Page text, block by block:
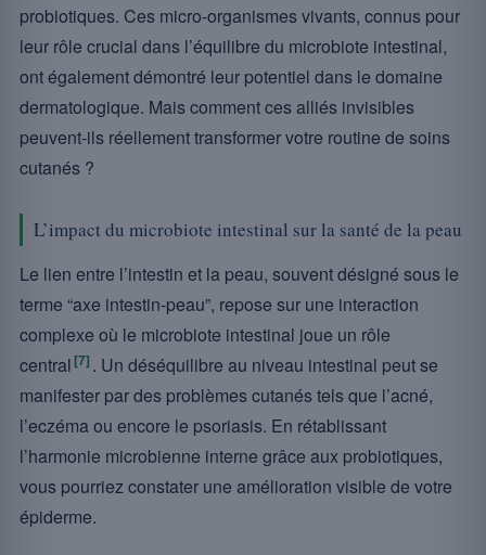
probiotiques. Ces micro-organismes vivants, connus pour
leur rôle crucial dans l’équilibre du microbiote intestinal,
ont également démontré leur potentiel dans le domaine
dermatologique. Mais comment ces alliés invisibles
peuvent-ils réellement transformer votre routine de soins
cutanés ?
L’impact du microbiote intestinal sur la santé de la peau
Le lien entre l’intestin et la peau, souvent désigné sous le
terme “axe intestin-peau”, repose sur une interaction
complexe où le microbiote intestinal joue un rôle
central [7] . Un déséquilibre au niveau intestinal peut se
manifester par des problèmes cutanés tels que l’acné,
l’eczéma ou encore le psoriasis. En rétablissant
l’harmonie microbienne interne grâce aux probiotiques,
vous pourriez constater une amélioration visible de votre
épiderme.